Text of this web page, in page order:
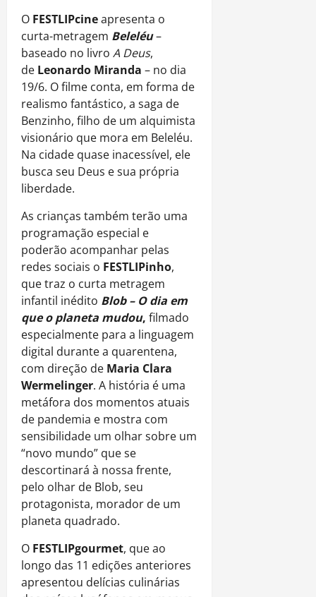
O FESTLIPcineapresenta o
curta-metragem Beleléu–
baseado no livro A Deus,
de Leonardo Miranda – no dia
19/6. O filme conta, em forma de
realismo fantástico, a saga de
Benzinho, filho de um alquimista
visionário que mora em Beleléu.
Na cidade quase inacessível, ele
busca seu Deus e sua própria
liberdade.
As crianças também terão uma
programação especial e
poderão acompanhar pelas
redes sociais o FESTLIPinho,
que traz o curta metragem
infantil inédito Blob – O dia em
que o planeta mudou, filmado
especialmente para a linguagem
digital durante a quarentena,
com direção de Maria Clara
Wermelinger. A história é uma
metáfora dos momentos atuais
de pandemia e mostra com
sensibilidade um olhar sobre um
“novo mundo” que se
descortinará à nossa frente,
pelo olhar de Blob, seu
protagonista, morador de um
planeta quadrado.
O FESTLIPgourmet, que ao
longo das 11 edições anteriores
apresentou delícias culinárias